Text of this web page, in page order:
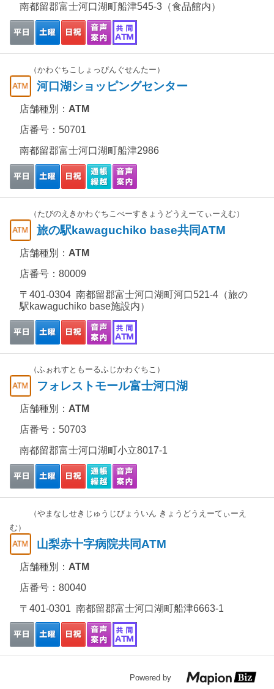
南都留郡富士河口湖町船津545-3（食品館内）
（かわぐちこしょっぴんぐせんたー）
河口湖ショッピングセンター
店舗種別： ATM
店番号：50701
南都留郡富士河口湖町船津2986
（たびのえきかわぐちこべーすきょうどうえーてぃーえむ）
旅の駅kawaguchiko base共同ATM
店舗種別： ATM
店番号：80009
〒401-0304 南都留郡富士河口湖町河口521-4（旅の
駅kawaguchiko base施設内）
（ふぉれすともーるふじかわぐちこ）
フォレストモール富士河口湖
店舗種別： ATM
店番号：50703
南都留郡富士河口湖町小立8017-1
（やまなしせきじゅうじびょういん きょうどうえーてぃーえ
む）
山梨赤十字病院共同ATM
店舗種別： ATM
店番号：80040
〒401-0301 南都留郡富士河口湖町船津6663-1
Powered by